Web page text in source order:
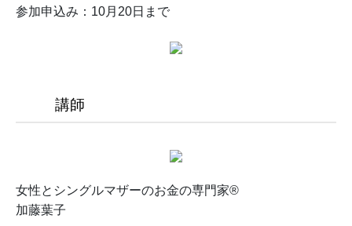
参加申込み：10月20日まで
講師
女性とシングルマザーのお金の専門家®
加藤葉子